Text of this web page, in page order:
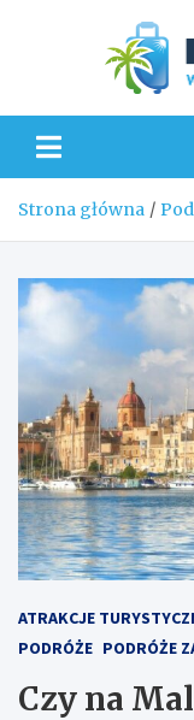
Strona główna
ATRAKCJE
PODRÓŻE PODRÓŻE
Czy na